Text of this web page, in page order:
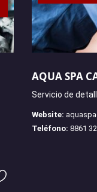
AQUA SPA
Servicio de
Website:
Teléfono: 8861